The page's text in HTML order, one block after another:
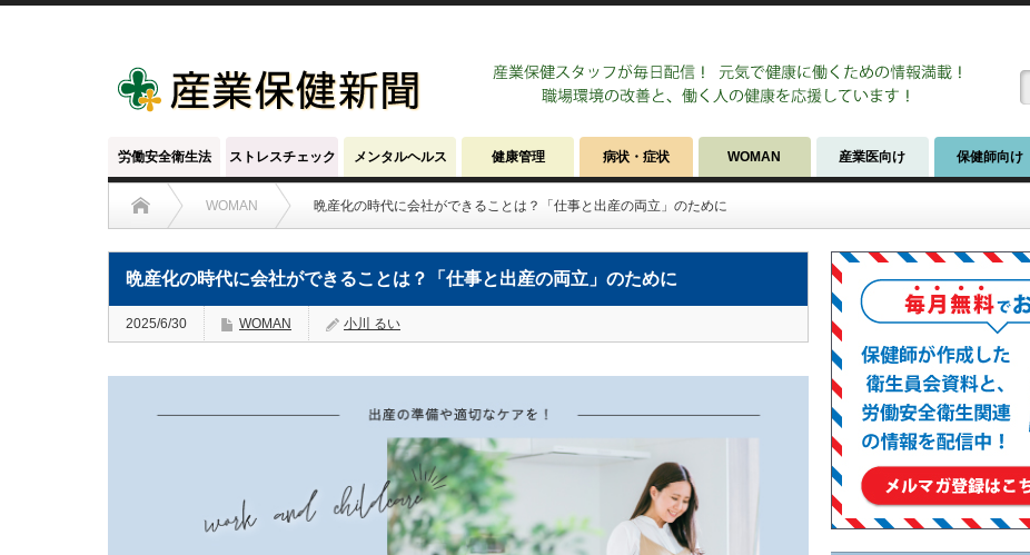
労働安全衛生法 ストレスチェック メンタルヘルス 健康管理 病状・症状 WOMAN 産業医向け 保健師向け
WOMAN 晩産化の時代に会社ができることは？「仕事と出産の両立」のために
晩産化の時代に会社ができることは？「仕事と出産の両立」のために
2025/6/30 WOMAN 小川 るい